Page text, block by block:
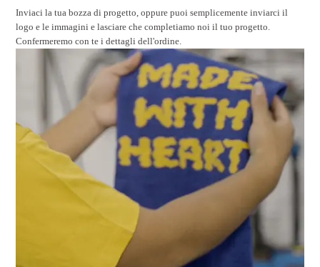
Inviaci la tua bozza di progetto, oppure puoi semplicemente inviarci il
logo e le immagini e lasciare che completiamo noi il tuo progetto.
Confermeremo con te i dettagli dell'ordine.